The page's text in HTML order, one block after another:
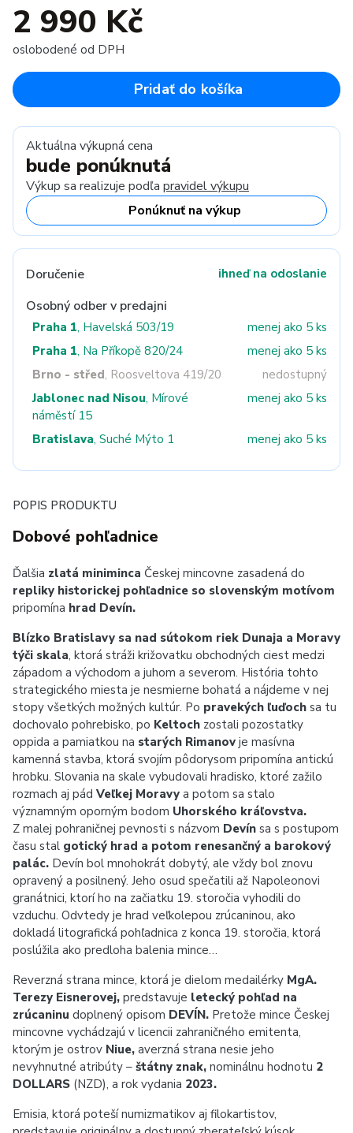
2 990 Kč
oslobodené od DPH
Pridať do košíka
Aktuálna výkupná cena
bude ponúknutá
Výkup sa realizuje podľa pravidel výkupu
Ponúknuť na výkup
Doručenie ihneď na odoslanie
Osobný odber v predajni
Praha 1, Havelská 503/19
menej ako 5 ks
Praha 1, Na Příkopě 820/24
menej ako 5 ks
Brno - střed, Roosveltova 419/20
nedostupný
Jablonec nad Nisou, Mírové
náměstí 15
menej ako 5 ks
Bratislava, Suché Mýto 1 menej ako 5 ks
POPIS PRODUKTU
Dobové pohľadnice
Ďalšia zlatá miniminca Českej mincovne zasadená do
repliky historickej pohľadnice so slovenským motívom
pripomína hrad Devín.
Blízko Bratislavy sa nad sútokom riek Dunaja a Moravy
týči skala, ktorá stráži križovatku obchodných ciest medzi
západom a východom a juhom a severom. História tohto
strategického miesta je nesmierne bohatá a nájdeme v nej
stopy všetkých možných kultúr. Po pravekých ľuďoch sa tu
dochovalo pohrebisko, po Keltoch zostali pozostatky
oppida a pamiatkou na starých Rimanov je masívna
kamenná stavba, ktorá svojím pôdorysom pripomína antickú
hrobku. Slovania na skale vybudovali hradisko, ktoré zažilo
rozmach aj pád Veľkej Moravy a potom sa stalo
významným oporným bodom Uhorského kráľovstva.
Z malej pohraničnej pevnosti s názvom Devín sa s postupom
času stal gotický hrad a potom renesančný a barokový
palác. Devín bol mnohokrát dobytý, ale vždy bol znovu
opravený a posilnený. Jeho osud spečatili až Napoleonovi
granátnici, ktorí ho na začiatku 19. storočia vyhodili do
vzduchu. Odvtedy je hrad veľkolepou zrúcaninou, ako
dokladá litografická pohľadnica z konca 19. storočia, ktorá
poslúžila ako predloha balenia mince…
Reverzná strana mince, ktorá je dielom medailérky MgA.
Terezy Eisnerovej, predstavuje letecký pohľad na
zrúcaninu doplnený opisom DEVÍN. Pretože mince Českej
mincovne vychádzajú v licencii zahraničného emitenta,
ktorým je ostrov Niue, averzná strana nesie jeho
nevyhnutné atribúty – štátny znak, nominálnu hodnotu 2
DOLLARS (NZD), a rok vydania 2023.
Emisia, ktorá poteší numizmatikov aj filokartistov,